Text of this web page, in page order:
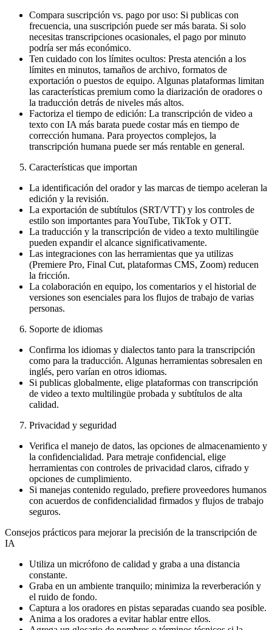
Compara suscripción vs. pago por uso: Si publicas con
frecuencia, una suscripción puede ser más barata. Si solo
necesitas transcripciones ocasionales, el pago por minuto
podría ser más económico.
Ten cuidado con los límites ocultos: Presta atención a los
límites en minutos, tamaños de archivo, formatos de
exportación o puestos de equipo. Algunas plataformas limitan
las características premium como la diarización de oradores o
la traducción detrás de niveles más altos.
Factoriza el tiempo de edición: La transcripción de video a
texto con IA más barata puede costar más en tiempo de
corrección humana. Para proyectos complejos, la
transcripción humana puede ser más rentable en general.
Características que importan
La identificación del orador y las marcas de tiempo aceleran la
edición y la revisión.
La exportación de subtítulos (SRT/VTT) y los controles de
estilo son importantes para YouTube, TikTok y OTT.
La traducción y la transcripción de video a texto multilingüe
pueden expandir el alcance significativamente.
Las integraciones con las herramientas que ya utilizas
(Premiere Pro, Final Cut, plataformas CMS, Zoom) reducen
la fricción.
La colaboración en equipo, los comentarios y el historial de
versiones son esenciales para los flujos de trabajo de varias
personas.
Soporte de idiomas
Confirma los idiomas y dialectos tanto para la transcripción
como para la traducción. Algunas herramientas sobresalen en
inglés, pero varían en otros idiomas.
Si publicas globalmente, elige plataformas con transcripción
de video a texto multilingüe probada y subtítulos de alta
calidad.
Privacidad y seguridad
Verifica el manejo de datos, las opciones de almacenamiento y
la confidencialidad. Para metraje confidencial, elige
herramientas con controles de privacidad claros, cifrado y
opciones de cumplimiento.
Si manejas contenido regulado, prefiere proveedores humanos
con acuerdos de confidencialidad firmados y flujos de trabajo
seguros.
Consejos prácticos para mejorar la precisión de la transcripción de
IA
Utiliza un micrófono de calidad y graba a una distancia
constante.
Graba en un ambiente tranquilo; minimiza la reverberación y
el ruido de fondo.
Captura a los oradores en pistas separadas cuando sea posible.
Anima a los oradores a evitar hablar entre ellos.